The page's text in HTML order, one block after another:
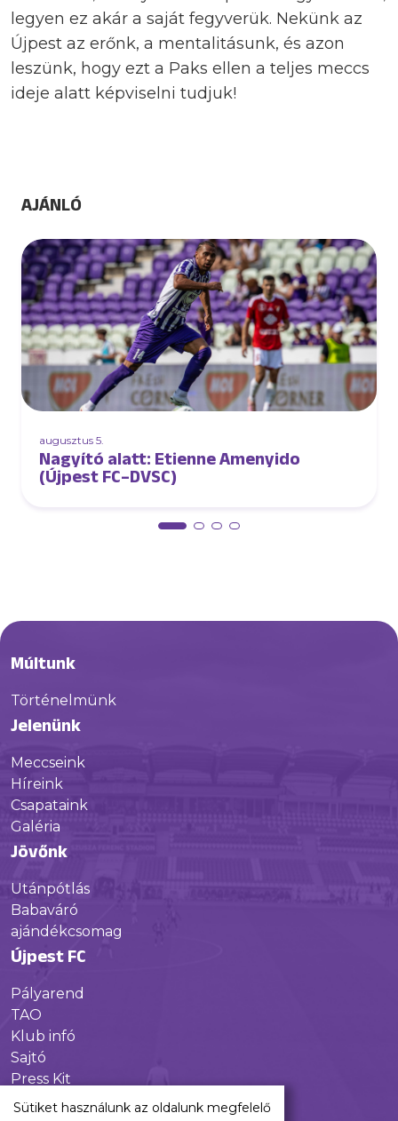
legyen ez akár a saját fegyverük. Nekünk az
Újpest az erőnk, a mentalitásunk, és azon
leszünk, hogy ezt a Paks ellen a teljes meccs
ideje alatt képviselni tudjuk!
AJÁNLÓ
augusztus 5.
Nagyító alatt: Etienne Amenyido
(Újpest FC–DVSC)
Múltunk
Történelmünk
Jelenünk
Meccseink
Híreink
Csapataink
Galéria
Jövőnk
Utánpótlás
Babaváró
ajándékcsomag
Újpest FC
Pályarend
TAO
Klub infó
Sajtó
Press Kit
Újpest FC Shop
Sütiket használunk az oldalunk megfelelő